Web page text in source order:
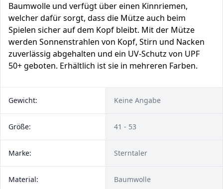
Baumwolle und verfügt über einen Kinnriemen,
welcher dafür sorgt, dass die Mütze auch beim
Spielen sicher auf dem Kopf bleibt. Mit der Mütze
werden Sonnenstrahlen von Kopf, Stirn und Nacken
zuverlässig abgehalten und ein UV-Schutz von UPF
50+ geboten. Erhältlich ist sie in mehreren Farben.
Gewicht: Keine Angabe
Größe: 41 - 53
Marke: Sterntaler
Material: Baumwolle